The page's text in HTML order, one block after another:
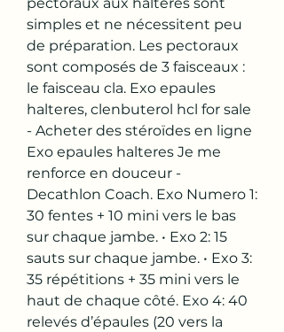
simples et ne nécessitent peu
de préparation. Les pectoraux
sont composés de 3 faisceaux :
le faisceau cla. Exo epaules
halteres, clenbuterol hcl for sale
- Acheter des stéroïdes en ligne
Exo epaules halteres Je me
renforce en douceur -
Decathlon Coach. Exo Numero 1:
30 fentes + 10 mini vers le bas
sur chaque jambe. • Exo 2: 15
sauts sur chaque jambe. • Exo 3:
35 répétitions + 35 mini vers le
haut de chaque côté. Exo 4: 40
relevés d’épaules (20 vers la